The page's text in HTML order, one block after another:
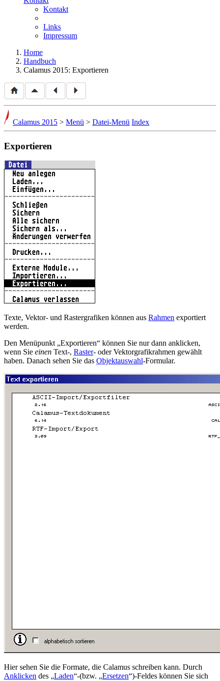
Kontakt
Links
Impressum
Home
Handbuch
Calamus 2015: Exportieren
Calamus 2015 > Menü > Datei-Menü Index
Exportieren
Texte, Vektor- und Rastergrafiken können aus Rahmen exportiert
werden.
Den Menüpunkt Exportieren
können Sie nur dann anklicken,
wenn Sie einen Text-, Raster- oder Vektorgrafikrahmen gewählt
haben. Danach sehen Sie das Objektauswahl-Formular.
Hier sehen Sie die Formate, die Calamus schreiben kann. Durch
Anklicken des Laden -(bzw. Ersetzen )-Feldes können Sie sich